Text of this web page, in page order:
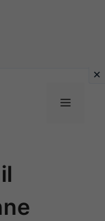
Menu